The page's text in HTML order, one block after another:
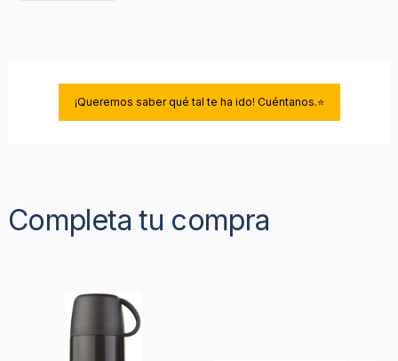
¡Queremos saber qué tal te ha ido! Cuéntanos.⭐
Completa tu compra